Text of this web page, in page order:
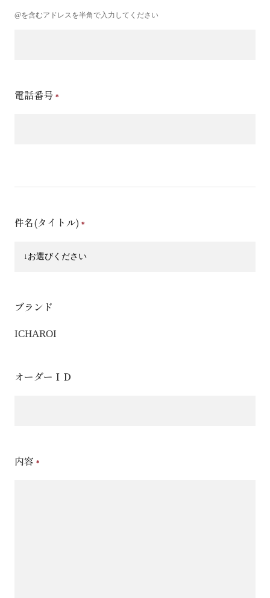
@を含むアドレスを半角で入力してください
電話番号
件名(タイトル)
ブランド
ICHAROI
オーダーＩＤ
内容